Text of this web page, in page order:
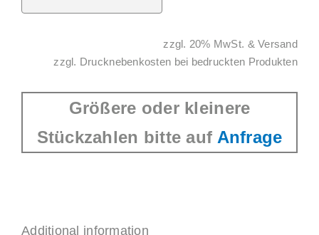
SAN
quantity
zzgl. 20% MwSt. & Versand
zzgl. Drucknebenkosten bei bedruckten Produkten
Größere oder kleinere
Stückzahlen bitte auf Anfrage
Additional information